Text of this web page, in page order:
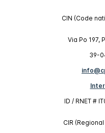
CIN (Code
Via Po 197,
39-
ID / RNET #
CIR